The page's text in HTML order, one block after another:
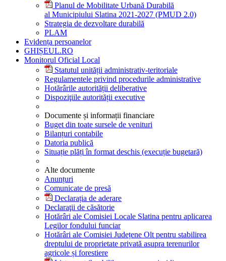
Planul de Mobilitate Urbană Durabilă
al Municipiului Slatina 2021-2027 (PMUD 2.0)
Strategia de dezvoltare durabilă
PLAM
Evidența persoanelor
GHIȘEUL.RO
Monitorul Oficial Local
Statutul unității administrativ-teritoriale
Regulamentele privind procedurile administrative
Hotărârile autorității deliberative
Dispoziţiile autorității executive
Documente și informații financiare
Buget din toate sursele de venituri
Bilanțuri contabile
Datoria publică
Situație plăți în format deschis (execuție bugetară)
Alte documente
Anunțuri
Comunicate de presă
Declarația de aderare
Declaraţii de căsătorie
Hotărâri ale Comisiei Locale Slatina pentru aplicarea
Legilor fondului funciar
Hotărâri ale Comisiei Județene Olt pentru stabilirea
dreptului de proprietate privată asupra terenurilor
agricole și forestiere